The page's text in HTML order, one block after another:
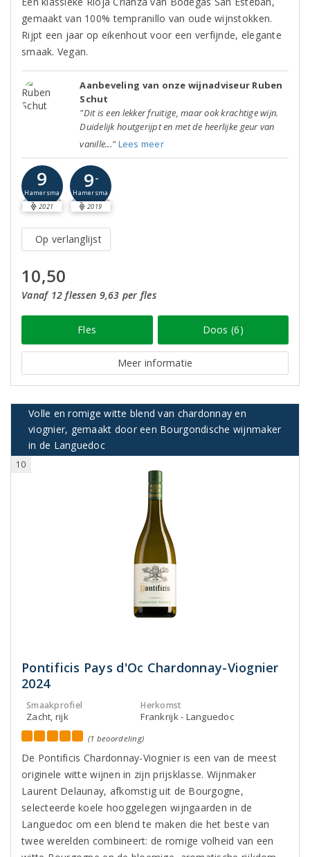
gemaakt van 100% tempranillo van oude wijnstokken.
Rijpt een jaar op eikenhout voor een verfijnde, elegante
smaak. Vegan.
Aanbeveling van onze wijnadviseur Ruben
Schut
"Dit is een lekker fruitige, maar ook krachtige wijn.
Duidelijk houtgerijpt en met de heerlijke geur van
vanille..." Lees meer
9
Hamersma
2021
9-
Hamersma
2019
Op verlanglijst
10,50
Vanaf 12 flessen 9,63 per fles
Fles Doos (6)
Meer informatie
Volle en romige witte blend van chardonnay en
viognier, gemaakt door een Bourgondische wijnmaker
in de Languedoc
10
Pontificis Pays d'Oc Chardonnay-Viognier
2024
Smaakprofiel
Zacht, rijk
Herkomst
Frankrijk - Languedoc
(1 beoordeling)
De Pontificis Chardonnay-Viognier is een van de meest
originele witte wijnen in zijn prijsklasse. Wijnmaker
Laurent Delaunay, afkomstig uit de Bourgogne,
selecteerde koele hooggelegen wijngaarden in de
Languedoc om een blend te maken die het beste van
twee werelden combineert: de romige volheid van een